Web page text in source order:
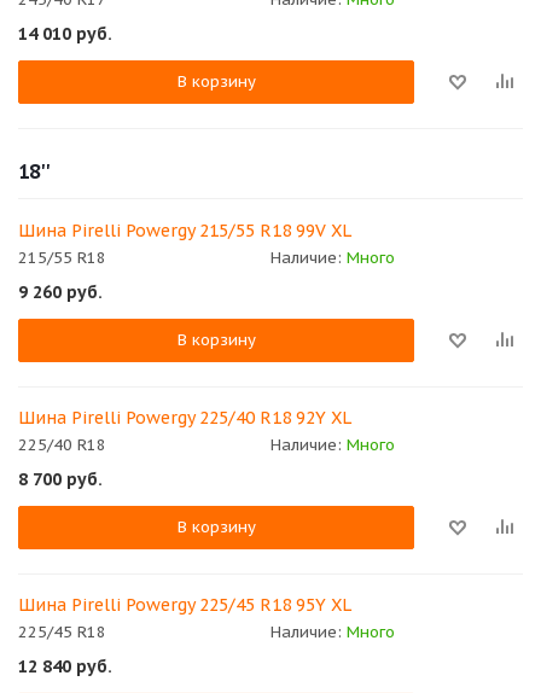
14 010 руб.
В корзину
18''
Шина Pirelli Powergy 215/55 R18 99V XL
215/55 R18 Наличие: Много
9 260 руб.
В корзину
Шина Pirelli Powergy 225/40 R18 92Y XL
225/40 R18 Наличие: Много
8 700 руб.
В корзину
Шина Pirelli Powergy 225/45 R18 95Y XL
225/45 R18 Наличие: Много
12 840 руб.